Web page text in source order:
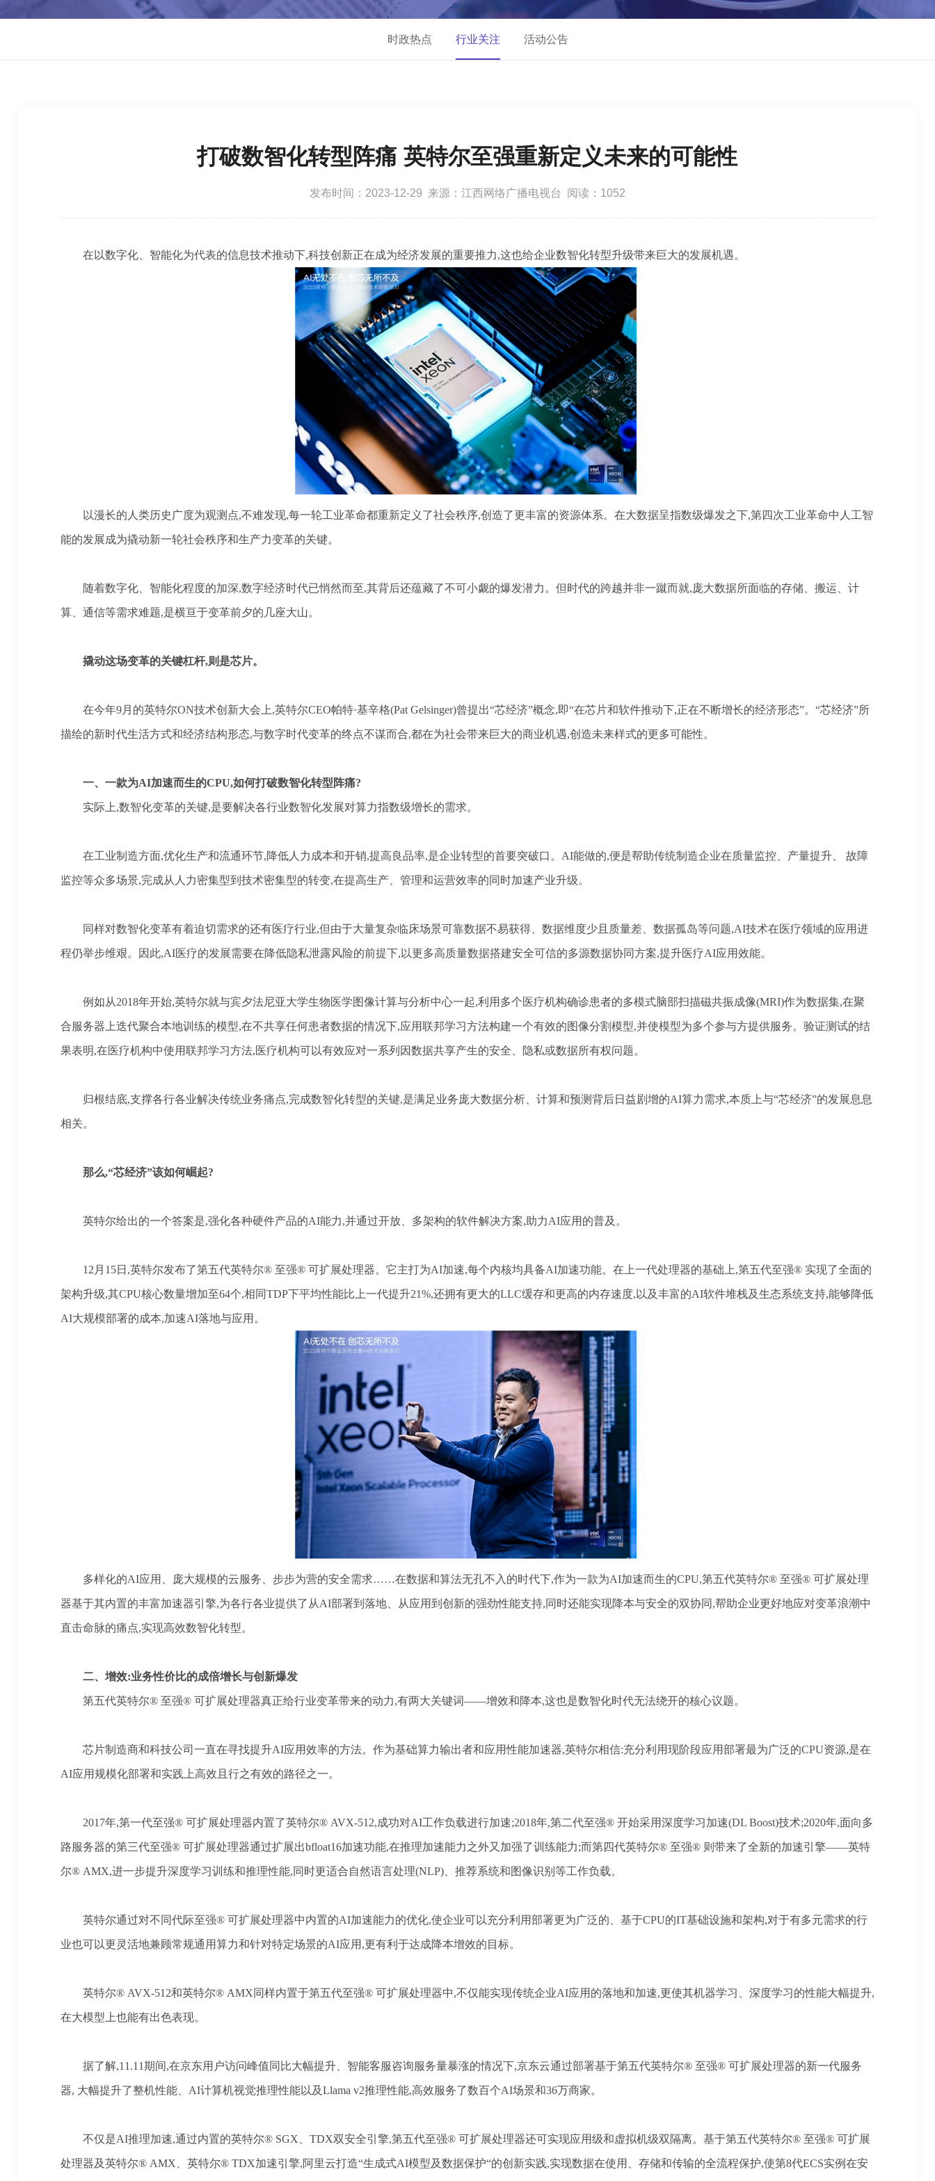
时政热点 行业关注 活动公告
打破数智化转型阵痛 英特尔至强重新定义未来的可能性
发布时间：2023-12-29 来源：江西网络广播电视台 阅读：1052
在以数字化、智能化为代表的信息技术推动下,科技创新正在成为经济发展的重要推力,这也给企业数智化转型升级带来巨大的发展机遇。
以漫长的人类历史广度为观测点,不难发现,每一轮工业革命都重新定义了社会秩序,创造了更丰富的资源体系。在大数据呈指数级爆发之下,第四次工业革命中人工智
能的发展成为撬动新一轮社会秩序和生产力变革的关键。
随着数字化、智能化程度的加深,数字经济时代已悄然而至,其背后还蕴藏了不可小觑的爆发潜力。但时代的跨越并非一蹴而就,庞大数据所面临的存储、搬运、计
算、通信等需求难题,是横亘于变革前夕的几座大山。
撬动这场变革的关键杠杆,则是芯片。
在今年9月的英特尔ON技术创新大会上,英特尔CEO帕特·基辛格(Pat Gelsinger)曾提出“芯经济”概念,即“在芯片和软件推动下,正在不断增长的经济形态”。“芯经济”所
描绘的新时代生活方式和经济结构形态,与数字时代变革的终点不谋而合,都在为社会带来巨大的商业机遇,创造未来样式的更多可能性。
一、 一款为AI加速而生的CPU,如何打破数智化转型阵痛?
实际上,数智化变革的关键,是要解决各行业数智化发展对算力指数级增长的需求。
在工业制造方面,优化生产和流通环节,降低人力成本和开销,提高良品率,是企业转型的首要突破口。AI能做的,便是帮助传统制造企业在质量监控、产量提升、 故障
监控等众多场景,完成从人力密集型到技术密集型的转变,在提高生产、管理和运营效率的同时加速产业升级。
同样对数智化变革有着迫切需求的还有医疗行业,但由于大量复杂临床场景可靠数据不易获得、数据维度少且质量差、数据孤岛等问题,AI技术在医疗领域的应用进
程仍举步维艰。因此,AI医疗的发展需要在降低隐私泄露风险的前提下,以更多高质量数据搭建安全可信的多源数据协同方案,提升医疗AI应用效能。
例如从2018年开始,英特尔就与宾夕法尼亚大学生物医学图像计算与分析中心一起,利用多个医疗机构确诊患者的多模式脑部扫描磁共振成像(MRI)作为数据集,在聚
合服务器上迭代聚合本地训练的模型,在不共享任何患者数据的情况下,应用联邦学习方法构建一个有效的图像分割模型,并使模型为多个参与方提供服务。验证测试的结
果表明,在医疗机构中使用联邦学习方法,医疗机构可以有效应对一系列因数据共享产生的安全、隐私或数据所有权问题。
归根结底,支撑各行各业解决传统业务痛点,完成数智化转型的关键,是满足业务庞大数据分析、计算和预测背后日益剧增的AI算力需求,本质上与“芯经济”的发展息息
相关。
那么,“芯经济”该如何崛起?
英特尔给出的一个答案是,强化各种硬件产品的AI能力,并通过开放、多架构的软件解决方案,助力AI应用的普及。
12月15日,英特尔发布了第五代英特尔® 至强® 可扩展处理器。它主打为AI加速,每个内核均具备AI加速功能。在上一代处理器的基础上,第五代至强®️ 实现了全面的
架构升级,其CPU核心数量增加至64个,相同TDP下平均性能比上一代提升21%,还拥有更大的LLC缓存和更高的内存速度,以及丰富的AI软件堆栈及生态系统支持,能够降低
AI大规模部署的成本,加速AI落地与应用。
多样化的AI应用、庞大规模的云服务、步步为营的安全需求……在数据和算法无孔不入的时代下,作为一款为AI加速而生的CPU,第五代英特尔® 至强® 可扩展处理
器基于其内置的丰富加速器引擎,为各行各业提供了从AI部署到落地、从应用到创新的强劲性能支持,同时还能实现降本与安全的双协同,帮助企业更好地应对变革浪潮中
直击命脉的痛点,实现高效数智化转型。
二、 增效:业务性价比的成倍增长与创新爆发
第五代英特尔® 至强® 可扩展处理器真正给行业变革带来的动力,有两大关键词——增效和降本,这也是数智化时代无法绕开的核心议题。
芯片制造商和科技公司一直在寻找提升AI应用效率的方法。作为基础算力输出者和应用性能加速器,英特尔相信:充分利用现阶段应用部署最为广泛的CPU资源,是在
AI应用规模化部署和实践上高效且行之有效的路径之一。
2017年,第一代至强®️ 可扩展处理器内置了英特尔®️ AVX-512,成功对AI工作负载进行加速;2018年,第二代至强®️ 开始采用深度学习加速(DL Boost)技术;2020年,面向多
路服务器的第三代至强®️ 可扩展处理器通过扩展出bfloat16加速功能,在推理加速能力之外又加强了训练能力;而第四代英特尔®️ 至强®️ 则带来了全新的加速引擎——英特
尔®️ AMX,进一步提升深度学习训练和推理性能,同时更适合自然语言处理(NLP)、推荐系统和图像识别等工作负载。
英特尔通过对不同代际至强®️ 可扩展处理器中内置的AI加速能力的优化,使企业可以充分利用部署更为广泛的、基于CPU的IT基础设施和架构,对于有多元需求的行
业也可以更灵活地兼顾常规通用算力和针对特定场景的AI应用,更有利于达成降本增效的目标。
英特尔® AVX-512和英特尔®️ AMX同样内置于第五代至强®️ 可扩展处理器中,不仅能实现传统企业AI应用的落地和加速,更使其机器学习、深度学习的性能大幅提升,
在大模型上也能有出色表现。
据了解,11.11期间,在京东用户访问峰值同比大幅提升、智能客服咨询服务量暴涨的情况下,京东云通过部署基于第五代英特尔® 至强® 可扩展处理器的新一代服务
器, 大幅提升了整机性能、AI计算机视觉推理性能以及Llama v2推理性能,高效服务了数百个AI场景和36万商家。
不仅是AI推理加速,通过内置的英特尔® SGX、TDX双安全引擎,第五代至强®️ 可扩展处理器还可实现应用级和虚拟机级双隔离。基于第五代英特尔®️ 至强®️ 可扩展
处理器及英特尔®️ AMX、英特尔®️ TDX加速引擎,阿里云打造“生成式AI模型及数据保护“的创新实践,实现数据在使用、存储和传输的全流程保护,使第8代ECS实例在安